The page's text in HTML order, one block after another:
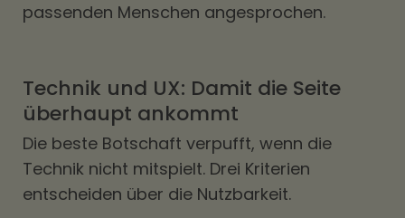
passenden Menschen angesprochen.
Technik und UX: Damit die Seite
überhaupt ankommt
Die beste Botschaft verpufft, wenn die
Technik nicht mitspielt. Drei Kriterien
entscheiden über die Nutzbarkeit.